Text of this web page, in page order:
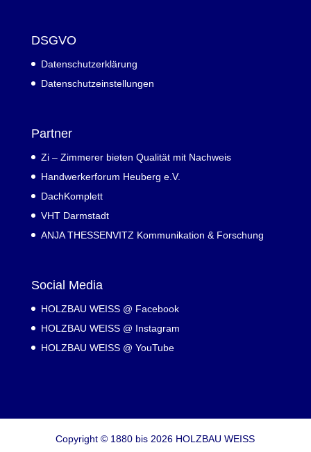
DSGVO
Datenschutzerklärung
Datenschutzeinstellungen
Partner
Zi – Zimmerer bieten Qualität mit Nachweis
Handwerkerforum Heuberg e.V.
DachKomplett
VHT Darmstadt
ANJA THESSENVITZ Kommunikation & Forschung
Social Media
HOLZBAU WEISS @ Facebook
HOLZBAU WEISS @ Instagram
HOLZBAU WEISS @ YouTube
Copyright © 1880 bis 2026 HOLZBAU WEISS